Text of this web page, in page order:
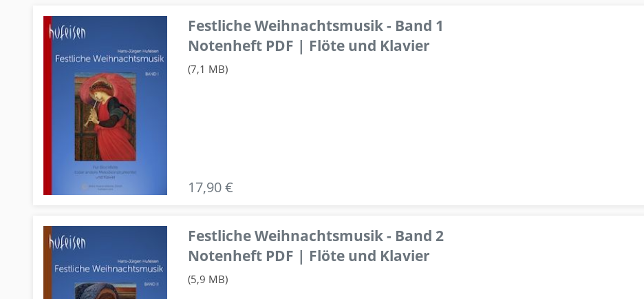
Festliche Weihnachtsmusik - Band 1
Notenheft PDF | Flöte und Klavier
(7,1 MB)
17,90 €
Festliche Weihnachtsmusik - Band 2
Notenheft PDF | Flöte und Klavier
(5,9 MB)